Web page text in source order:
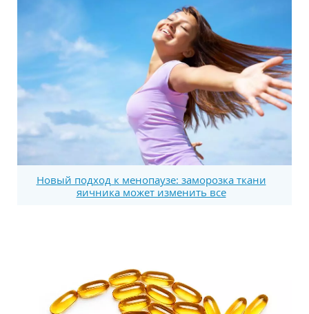
Новый подход к менопаузе: заморозка ткани
яичника может изменить все